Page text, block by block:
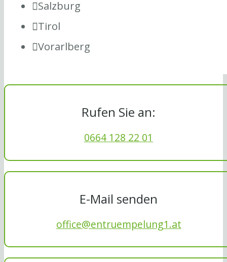
Salzburg
Tirol
Vorarlberg
Rufen Sie an:
0664 128 22 01
E-Mail senden
office@entruempelung1.at